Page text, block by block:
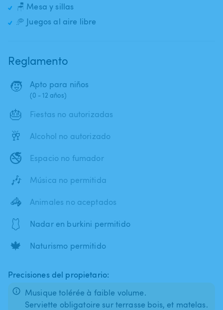
🪑 Mesa y sillas
🥏 Juegos al aire libre
Reglamento
🧒 Apto para niños
(0 - 12 años)
🎂 Fiestas no autorizadas
🥂 Alcohol no autorizado
🚭 Espacio no fumador
🎶 Música no permitida
🦓 Animales no aceptados
🩱 Nadar en burkini permitido
🍁 Naturismo permitido
Precisiones del propietario:
Musique tolérée à faible volume.
Serviette obligatoire sur terrasse bois, et matelas.